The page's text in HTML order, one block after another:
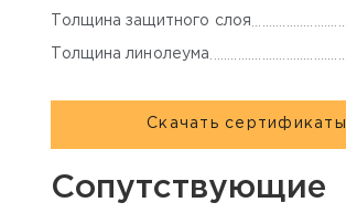
Толщина защитного слоя
Толщина линолеума
Скачать сертификаты
Сопутствующие